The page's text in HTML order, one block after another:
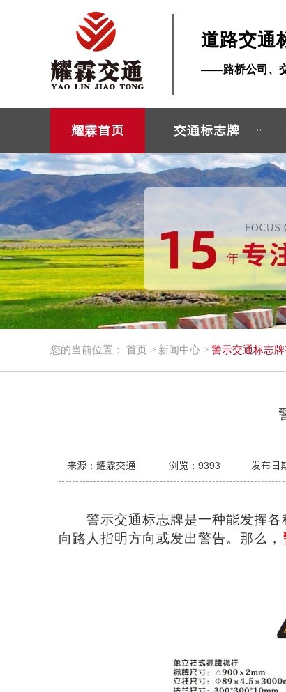
道路交通
——路桥公司、
耀霖首页 交通标志牌
您的当前位置： 首页 > 新闻中心 > 警示交通标志
来源：耀霖交通 浏览： 9393 发布日
警示交通标志牌是一种能发挥
向路人指明方向或发出警告。那么，